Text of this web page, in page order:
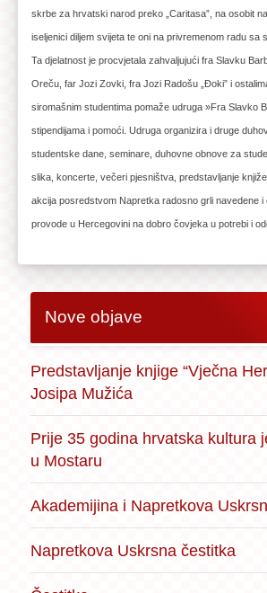
skrbe za hrvatski narod preko „Caritasa”, na osobit
iseljenici diljem svijeta te oni na privremenom radu sa
Ta djelatnost je procvjetala zahvaljujući fra Slavku
Oreču, far Jozi Zovki, fra Jozi Radošu „Đoki” i
siromašnim studentima pomaže udruga »Fra Slavko
stipendijama i pomoći. Udruga organizira i druge
studentske dane, seminare, duhovne obnove za
slika, koncerte, večeri pjesništva, predstavljanje
akcija posredstvom Napretka radosno grli navedene i
provode u Hercegovini na dobro čovjeka u potrebi i
Nove objave
Predstavljanje knjige “Vječna
Josipa Mužića
Prije 35 godina hrvatska kultura
u Mostaru
Akademijina i Napretkova
Napretkova Uskrsna čestitka